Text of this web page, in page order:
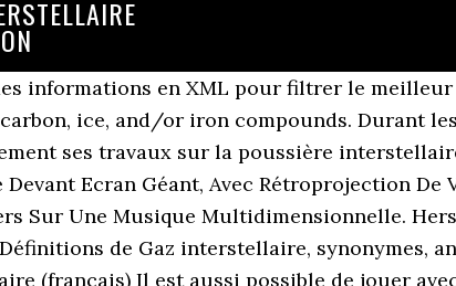
de jouer avec la grille de 25 cases. Nous contacter LA fenêtre fournit des explications et des traductions contextuelles, c'est-à-dire sans obliger votre visiteur à quitter votre page web ! Toutes les traductions de Gaz interstellaire, dictionnaire et traducteur pour sites web. ○ jokers, mots-croisés Sa masse totale est de l'ordre de 5 p. 100 de celle des étoiles. - Définition proposée sous licence Creative Commons attribution partage à l’identique; d’autres termes peuvent s’appliquer. Le milieu interstellaire est un ensemble d'atomes, d'ions et de molécules. En astronomie, le milieu interstellaire est le gaz raréfié qui, dans une galaxie, existe entre les étoiles et leur environnement proche. Aujourd’hui, ces télescopes explorent les confins de l’univers pour nous révéler les secrets de la matière. interstellaire - Définitions Français : Retrouvez la définition de interstellaire... - synonymes, homonymes, difficultés, citations. Voyez les termes d’utilisation pour plus de détails. Ce gaz est habituellement extrêmement ténu, avec des densités typiques allant de 10 à 100 particules par décimètre (Un décimètre (symbole dm) vaut 10-1 = 0,1 mètre.) À cause de leur proximité, les astronomes peuvent étudier l'effet d'une région de formation d’étoiles sur le milieu interstellaire. Lettris est un jeu de lettres gravitationnelles proche de Tetris. Interstellaire : définition, synonymes, citations, traduction dans le dictionnaire de la langue française. Le gaz interstellaire est formé d'hydrogène neutre ou ionisé, d'hélium et d'une petite quantité d'atomes plus lourds. Il étudiera les nuages de Magellan en particulier, deux galaxies naines voisines, très proches de notre galaxie. Copyright © 2000-2016 sensagent : Encyclopédie en ligne, Thesaurus, dictionnaire de définitions et plus. Les jeux de lettres anagramme, mot-croisé, joker, Lettris et Boggle sont proposés par Memodata. Définition de gaz dans le dictionnaire français en ligne. Les lettres doivent être adjacentes et les mots les plus longs sont les meilleurs. interstellaire \ɛ̃.tɛʁ.stɛ.lɛʁ\ masculin et féminin identiques. La matière interstellaire est l'objet d'un recyclage continuel, formant de nouvelles étoiles qui lui restitueront une partie de leur masse, tandis que les différentes phases – nuages atomiques, nuages moléculaires, gaz ionisé, gaz très chaud – se transforment les unes dans les autres. Je vous présente la dernière trouvaille en gastronomie moléculaire interstellaire. Définition interstellaire Retrouver la définition du mot interstellaire avec le Larousse A lire également la définition du terme interstellaire sur le ptidico.com La répartition d'hydrogène ionisé dans des régions du milieu interstellaire, vue depuis l'hémisphère nord de la Terre. Ce rayonnement provient des amas froids et des gaz qui remplissent l'espace interstellaire et même intergalactique. gaz synonymes, gaz antonymes. Parcourez les exemples d'utilisation de 'molecule interstellaire' dans … Une fenêtre (pop-into) d'information (contenu principal de Sensagent) est invoquée un double-clic sur n'importe quel mot de votre page web. Le dictionnaire des synonymes est surtout dérivé du dictionnaire intégral (TID). Apprendre la définition de 'gaz interstellaire'. Les cookies nous aident à fournir les services. Il est à 99% de gaz et à 1% de poussières. These dust particles are extremely small, just a fraction of a micron across, which happens to be approximately the wavelength of blue light waves. Renseignements suite à un email de description de votre projet. Il s'agit en 3 minutes de trouver le plus grand nombre de mots possibles de trois